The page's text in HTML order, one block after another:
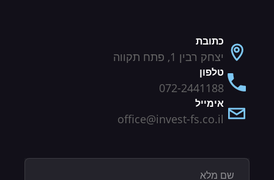
כתובת
יצחק רבין 1, פתח תקווה
טלפון
072-2441188
אימייל
office@invest-fs.co.il